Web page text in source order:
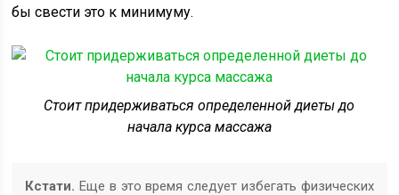
бы свести это к минимуму.
Стоит придерживаться определенной диеты до
начала курса массажа
Кстати. Еще в это время следует избегать физических